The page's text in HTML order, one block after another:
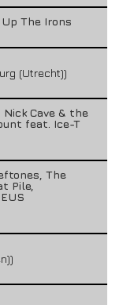
The Irons
(Utrecht))
Cave & the
feat. Ice-T
The
Pile,